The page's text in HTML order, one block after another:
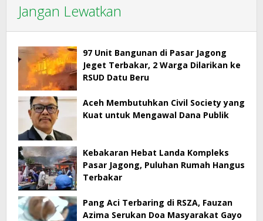
Jangan Lewatkan
97 Unit Bangunan di Pasar Jagong
Jeget Terbakar, 2 Warga Dilarikan ke
RSUD Datu Beru
Aceh Membutuhkan Civil Society yang
Kuat untuk Mengawal Dana Publik
Kebakaran Hebat Landa Kompleks
Pasar Jagong, Puluhan Rumah Hangus
Terbakar
Pang Aci Terbaring di RSZA, Fauzan
Azima Serukan Doa Masyarakat Gayo